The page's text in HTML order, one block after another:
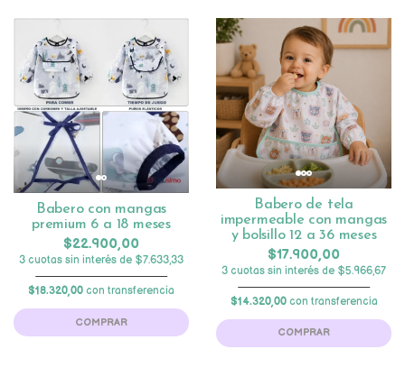
Babero con mangas
premium 6 a 18 meses
$22.900,00
3 cuotas sin interés de $7.633,33
$18.320,00 con transferencia
COMPRAR
Babero de tela
impermeable con mangas
y bolsillo 12 a 36 meses
$17.900,00
3 cuotas sin interés de $5.966,67
$14.320,00con transferencia
COMPRAR